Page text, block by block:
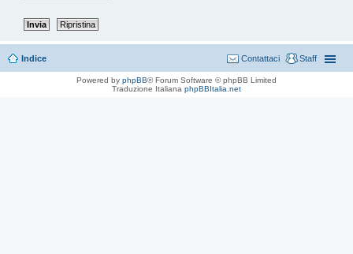
Indice Staff
Contattaci
Powered by phpBB® Forum Software © phpBB Limited
Traduzione Italiana phpBBItalia.net